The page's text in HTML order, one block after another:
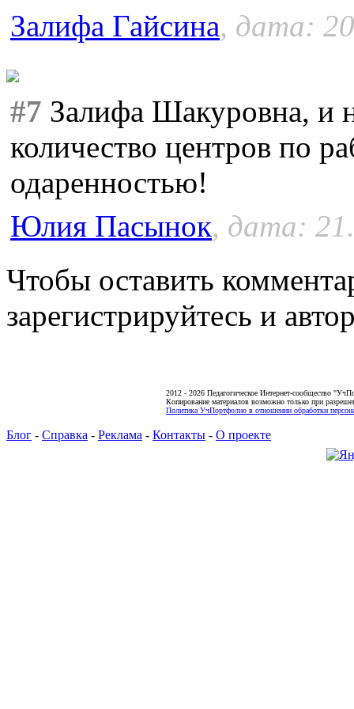
Залифа Гайсина, дата:
#7 Залифа Шакуровна, и
количество центров по
одаренностью!
Юлия Пасынок, дата:
Чтобы оставить
зарегистрируйтесь и
2012 - 2026 Педагогическое Интернет-сообщество
Копирование материалов возможно только при
Политика УчПортфолио в отношении обработки
Блог - Справка - Реклама - Контакты - О проекте